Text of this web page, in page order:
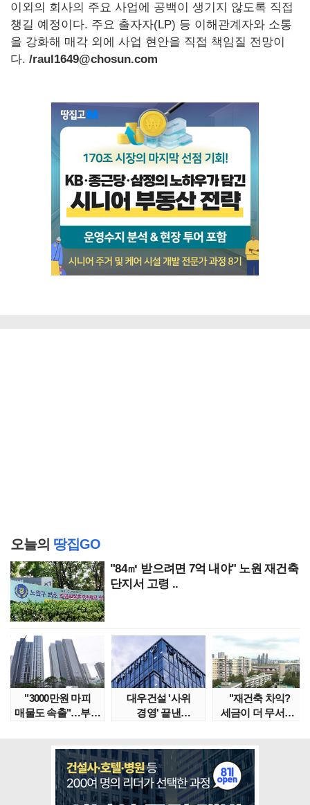
이외의 회사의 주요 사업에 공백이 생기지 않도록 직접
챙길 예정이다. 주요 출자자(LP) 등 이해관계자와 소통
을 강화해 매각 외에 사업 현안을 직접 책임질 전망이
다. /raul1649@chosun.com
오늘의 땅집GO
"84㎡ 받으려면 7억 내야" 노원 재건축
단지서 고령 ..
"3000만원 마피
매물도 속출"…부산
대우건설 '사위
경영' 끝낸
"재건축 차익?
세금이 더 무서워"